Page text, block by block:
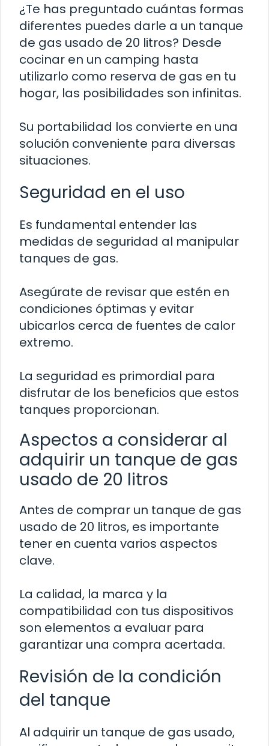
¿Te has preguntado cuántas formas
diferentes puedes darle a un tanque
de gas usado de 20 litros? Desde
cocinar en un camping hasta
utilizarlo como reserva de gas en tu
hogar, las posibilidades son infinitas.
Su portabilidad los convierte en una
solución conveniente para diversas
situaciones.
Seguridad en el uso
Es fundamental entender las
medidas de seguridad al manipular
tanques de gas.
Asegúrate de revisar que estén en
condiciones óptimas y evitar
ubicarlos cerca de fuentes de calor
extremo.
La seguridad es primordial para
disfrutar de los beneficios que estos
tanques proporcionan.
Aspectos a considerar al
adquirir un tanque de gas
usado de 20 litros
Antes de comprar un tanque de gas
usado de 20 litros, es importante
tener en cuenta varios aspectos
clave.
La calidad, la marca y la
compatibilidad con tus dispositivos
son elementos a evaluar para
garantizar una compra acertada.
Revisión de la condición
del tanque
Al adquirir un tanque de gas usado,